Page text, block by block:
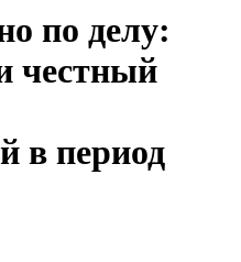
по делу:
честный
в период